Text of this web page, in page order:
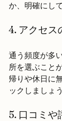
か、明確にし
4. アクセス
通う頻度が多
所を選ぶこと
帰りや休日に
ックしましょう
5. 口コミや